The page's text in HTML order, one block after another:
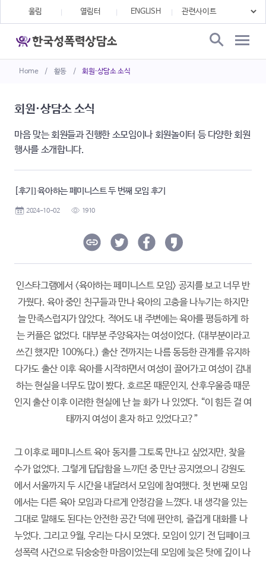
Home / 활동 / 회원·상담소 소식
울림 열림터 ENGLISH
회원·상담소 소식
마음 맞는 회원들과 진행한 소모임이나 회원놀이터 등 다양한 회원
행사를 소개합니다.
[후기] 육아하는 페미니스트 두 번째 모임 후기
2024-10-02 1910
인스타그램에서 <육아하는 페미니스트 모임> 공지를 보고 너무 반
가웠다. 육아 중인 친구들과 만나 육아의 고충을 나누기는 하지만
늘 만족스럽지가 않았다. 적어도 내 주변에는 육아를 평등하게 하
는 커플은 없었다. 대부분 주양육자는 여성이었다. (대부분이라고
쓰긴 했지만 100%다.) 출산 전까지는 나름 동등한 관계를 유지하
다가도 출산 이후 육아를 시작하면서 여성이 끌어가고 여성이 감내
하는 현실을 너무도 많이 봤다. 호르몬 때문인지, 산후우울증 때문
인지 출산 이후 이러한 현실에 난 늘 화가 나 있었다. “이 힘든 걸 여
태까지 여성이 혼자 하고 있었다고?”
그 이후로 페미니스트 육아 동지를 그토록 만나고 싶었지만, 찾을
수가 없었다. 그렇게 답답함을 느끼던 중 만난 공지였으니 강원도
에서 서울까지 두 시간을 내달려서 모임에 참여했다. 첫 번째 모임
에서는 다른 육아 모임과 다르게 안정감을 느꼈다. 내 생각을 있는
그대로 말해도 된다는 안전한 공간 덕에 편안히, 즐겁게 대화를 나
누었다. 그리고 9월, 우리는 다시 모였다. 모임이 있기 전 딥페이크
성폭력 사건으로 뒤숭숭한 마음이었는데 모임에 늦은 탓에 깊이 나